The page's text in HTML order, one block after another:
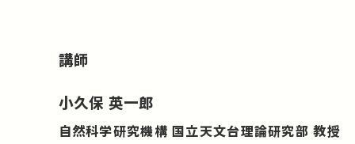
講師
小久保 英一郎
自然科学研究機構 国立天文台理論研究部 教授